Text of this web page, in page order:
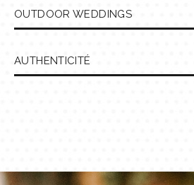
OUTDOOR WEDDINGS
AUTHENTICITÉ